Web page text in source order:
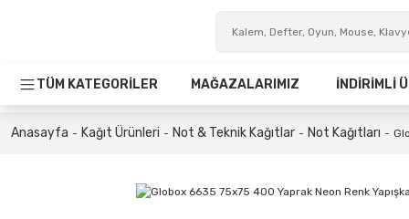
TÜM KATEGORİLER MAĞAZALARIMIZ İNDİRİMLİ
Anasayfa Kağıt Ürünleri Not & Teknik Kağıtlar Not Kağıtları